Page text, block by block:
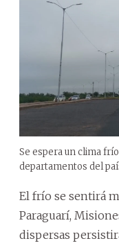
Se espera un clima
departamentos del
El frío se sentirá
Paraguarí,
dispersas